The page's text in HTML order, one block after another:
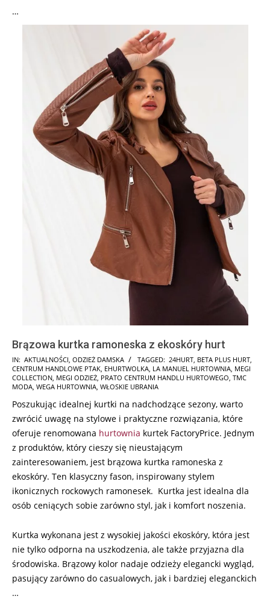
…
Brązowa kurtka ramoneska z ekoskóry hurt
2025-
12-
07
IN: AKTUALNOŚCI, ODZIEŻ DAMSKA TAGGED: 24HURT, BETA PLUS HURT,
CENTRUM HANDLOWE PTAK, EHURTWOLKA, LA MANUEL HURTOWNIA, MEGI
COLLECTION, MEGI ODZIEŻ, PRATO CENTRUM HANDLU HURTOWEGO, TMC
MODA, WEGA HURTOWNIA, WŁOSKIE UBRANIA
Poszukując idealnej kurtki na nadchodzące sezony, warto
zwrócić uwagę na stylowe i praktyczne rozwiązania, które
oferuje renomowana hurtownia kurtek FactoryPrice. Jednym
z produktów, który cieszy się nieustającym
zainteresowaniem, jest brązowa kurtka ramoneska z
ekoskóry. Ten klasyczny fason, inspirowany stylem
ikonicznych rockowych ramonesek. Kurtka jest idealna dla
osób ceniących sobie zarówno styl, jak i komfort noszenia.
Kurtka wykonana jest z wysokiej jakości ekoskóry, która jest
nie tylko odporna na uszkodzenia, ale także przyjazna dla
środowiska. Brązowy kolor nadaje odzieży elegancki wygląd,
pasujący zarówno do casualowych, jak i bardziej eleganckich
…